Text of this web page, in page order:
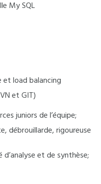
My SQL
load balancing
et GIT)
juniors de l’équipe;
débrouillarde, rigoureuse
et de synthèse;